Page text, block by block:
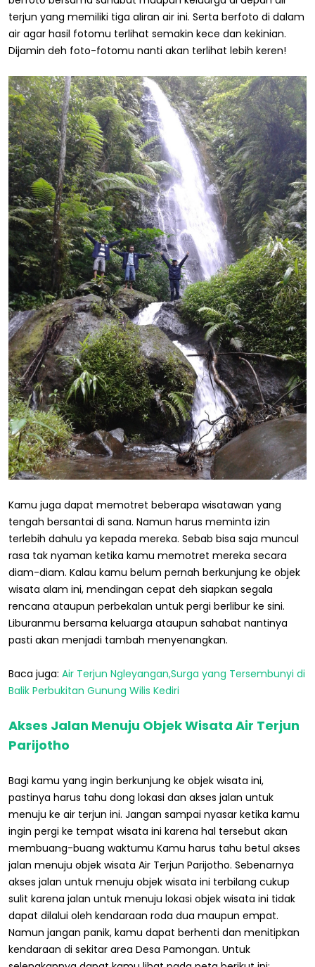
terjun yang memiliki tiga aliran air ini. Serta berfoto di dalam
air agar hasil fotomu terlihat semakin kece dan kekinian.
Dijamin deh foto-fotomu nanti akan terlihat lebih keren!
Kamu juga dapat memotret beberapa wisatawan yang
tengah bersantai di sana. Namun harus meminta izin
terlebih dahulu ya kepada mereka. Sebab bisa saja muncul
rasa tak nyaman ketika kamu memotret mereka secara
diam-diam. Kalau kamu belum pernah berkunjung ke objek
wisata alam ini, mendingan cepat deh siapkan segala
rencana ataupun perbekalan untuk pergi berlibur ke sini.
Liburanmu bersama keluarga ataupun sahabat nantinya
pasti akan menjadi tambah menyenangkan.
Baca juga: Air Terjun Ngleyangan,Surga yang Tersembunyi di
Balik Perbukitan Gunung Wilis Kediri
Akses Jalan Menuju Objek Wisata Air Terjun
Parijotho
Bagi kamu yang ingin berkunjung ke objek wisata ini,
pastinya harus tahu dong lokasi dan akses jalan untuk
menuju ke air terjun ini. Jangan sampai nyasar ketika kamu
ingin pergi ke tempat wisata ini karena hal tersebut akan
membuang-buang waktumu Kamu harus tahu betul akses
jalan menuju objek wisata Air Terjun Parijotho. Sebenarnya
akses jalan untuk menuju objek wisata ini terbilang cukup
sulit karena jalan untuk menuju lokasi objek wisata ini tidak
dapat dilalui oleh kendaraan roda dua maupun empat.
Namun jangan panik, kamu dapat berhenti dan menitipkan
kendaraan di sekitar area Desa Pamongan. Untuk